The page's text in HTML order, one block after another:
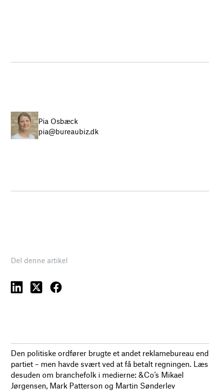
Pia Osbæck
pia@bureaubiz.dk
Del denne artikel
Den politiske ordfører brugte et andet reklamebureau end
partiet – men havde svært ved at få betalt regningen. Læs
desuden om branchefolk i medierne: &Co’s Mikael
Jørgensen, Mark Patterson og Martin Sønderlev